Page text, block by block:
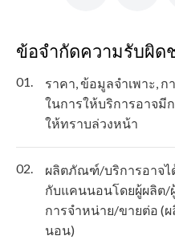
ข้อจำกัดความรับผิด
01.
ราคา, ข้อมูลจำเพาะ,
ในการให้บริการอาจมี
ให้ทราบล่วงหน้า
02.
ผลิตภัณฑ์/บริการอาจไ
กับแคนนอนโดยผู้ผลิต/
การจำหน่าย/ขายต่อ
นอน)